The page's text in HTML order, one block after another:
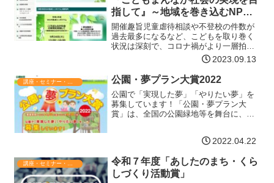
指して』～地域を巻き込むNPO
の在り方～
開催趣旨児童虐待相談や不登校の件数が
過去最多になるなど、こどもを取り巻く
状況は深刻で、コロナ禍がより一層拍車
をかけています。常にこどもの最善の利
益を第一に考え、こどもに関する取組や
政策を我が国社会のまんなかに据えて、
強力に進めていくことが急…【詳細はコ
チラ】
2023.09.13
講座・セミナー・表彰 公園・夢プラン大賞2022
公園で「実現した夢」「やりたい夢」を
募集しています！「公園・夢プラン大
賞」は、全国の公園緑地等を舞台に、市
ア・プランを募集し、審査・ 表彰するも
チラ】
2022.04.22
講座・セミナー・表彰
令和７年度「あしたのまち・くら
しづくり活動賞」